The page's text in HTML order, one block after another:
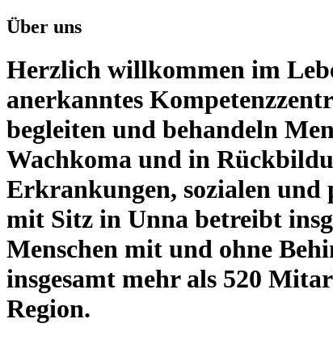
Über uns
Herzlich willkommen im
anerkanntes
begleiten und behandeln
Wachkoma und in
Erkrankungen, sozialen und
mit Sitz in Unna betreibt
Menschen mit und ohne
insgesamt mehr als 520
Region.